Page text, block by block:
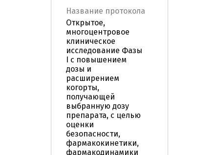
Название протокола
Открытое,
многоцентровое
клиническое
исследование Фазы
I с повышением
дозы и
расширением
когорты,
получающей
выбранную дозу
препарата, с целью
оценки
безопасности,
фармакокинетики,
фармакодинамики